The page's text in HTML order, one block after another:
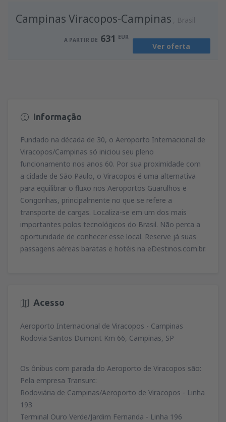
Campinas Viracopos-Campinas Brasil
A PARTIR DE 631 EUR
Ver oferta
Informação
Fundado na década de 30, o Aeroporto Internacional de
Viracopos/Campinas só iniciou seu pleno
funcionamento nos anos 60. Por sua proximidade com
a cidade de São Paulo, o Viracopos é uma alternativa
para equilibrar o fluxo nos Aeroportos Guarulhos e
Congonhas, principalmente no que se refere a
transporte de cargas. Localiza-se em um dos mais
importantes polos tecnológicos do Brasil. Não perca a
oportunidade de conhecer esse local. Reserve já suas
passagens aéreas baratas e hotéis na eDestinos.com.br.
Acesso
Aeroporto Internacional de Viracopos - Campinas
Rodovia Santos Dumont Km 66, Campinas, SP
Os ônibus com parada do Aeroporto de Viracopos são:
Pela empresa Transurc:
Rodoviária de Campinas/Aeroporto de Viracopos - Linha
193
Terminal Ouro Verde/Jardim Fernanda - Linha 196